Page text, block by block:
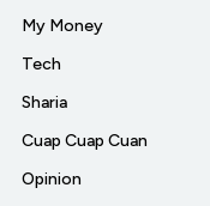
My Money
Tech
Sharia
Cuap Cuap Cuan
Opinion